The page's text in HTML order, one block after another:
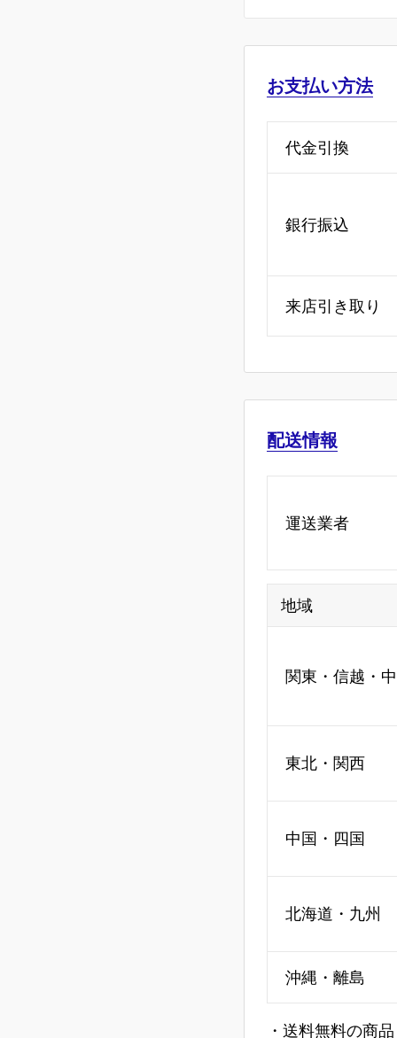
お支払い方法
代金引換
銀行振込
来店引き取り
配送情報
運送業者
地域
関東・信越・
東北・関西
中国・四国
北海道・九州
沖縄・離島
・送料無料の商